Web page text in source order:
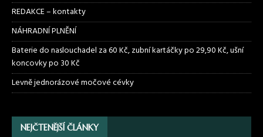
REDAKCE – kontakty
NÁHRADNÍ PLNĚNÍ
Baterie do naslouchadel za 60 Kč, zubní kartáčky po 29,90 Kč, ušní
koncovky po 30 Kč
Levně jednorázové močové cévky
NEJČTENĚJŠÍ ČLÁNKY